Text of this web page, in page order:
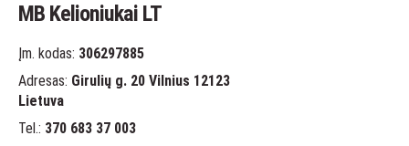
MB Kelioniukai LT
Įm. kodas: 306297885
Adresas: Girulių g. 20 Vilnius 12123
Lietuva
Tel.: 370 683 37 003